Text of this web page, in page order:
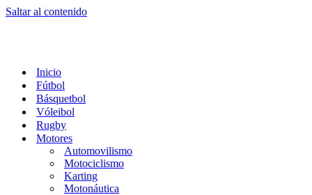
Saltar al contenido
Inicio
Fútbol
Básquetbol
Vóleibol
Rugby
Motores
Automovilismo
Motociclismo
Karting
Motonáutica